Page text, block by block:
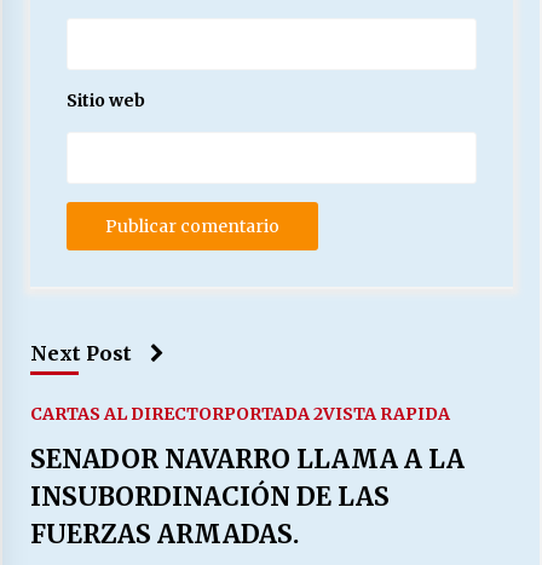
Sitio web
Next Post
CARTAS AL DIRECTORPORTADA 2VISTA RAPIDA
SENADOR NAVARRO LLAMA A LA
INSUBORDINACIÓN DE LAS
FUERZAS ARMADAS.